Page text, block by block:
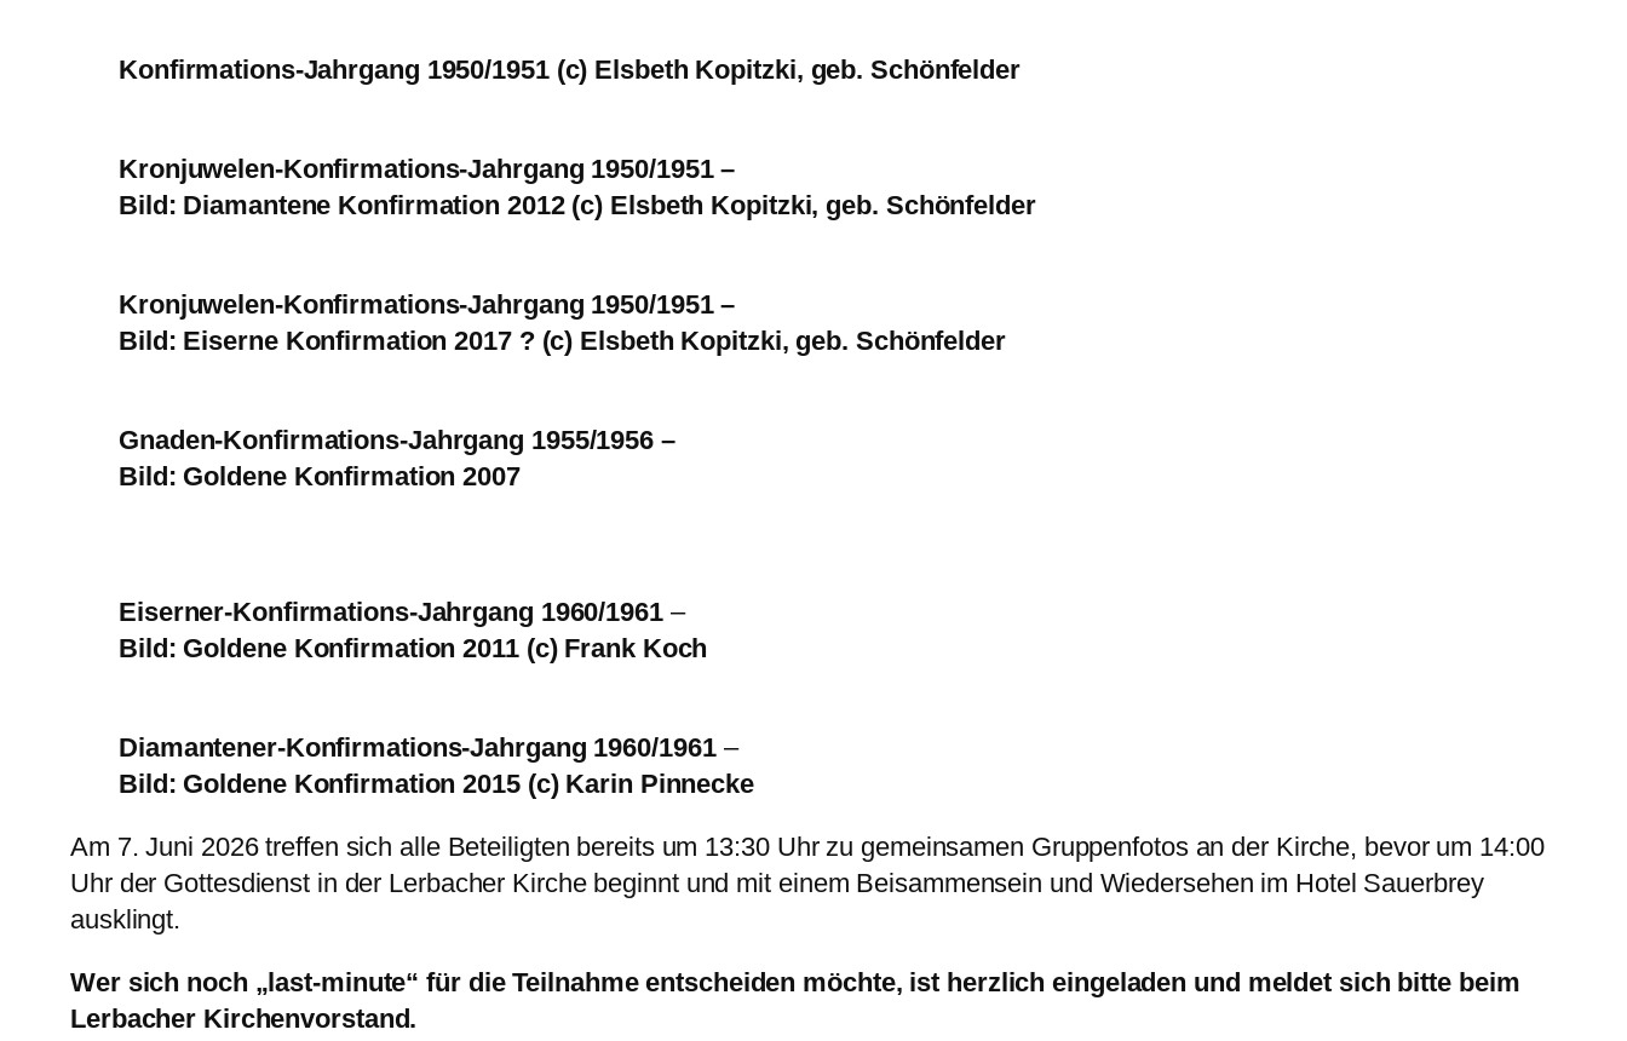
Konfirmations-Jahrgang 1950/1951 (c) Elsbeth Kopitzki, geb. Schönfelder
Kronjuwelen-Konfirmations-Jahrgang 1950/1951 –
Bild: Diamantene Konfirmation 2012 (c) Elsbeth Kopitzki, geb. Schönfelder
Kronjuwelen-Konfirmations-Jahrgang 1950/1951 –
Bild: Eiserne Konfirmation 2017 ? (c) Elsbeth Kopitzki, geb. Schönfelder
Gnaden-Konfirmations-Jahrgang 1955/1956 –
Bild: Goldene Konfirmation 2007
Eiserner-Konfirmations-Jahrgang 1960/1961 –
Bild: Goldene Konfirmation 2011 (c) Frank Koch
Diamantener-Konfirmations-Jahrgang 1960/1961 –
Bild: Goldene Konfirmation 2015 (c) Karin Pinnecke
Am 7. Juni 2026 treffen sich alle Beteiligten bereits um 13:30 Uhr zu gemeinsamen Gruppenfotos an der Kirche, bevor um 14:00
Uhr der Gottesdienst in der Lerbacher Kirche beginnt und mit einem Beisammensein und Wiedersehen im Hotel Sauerbrey
ausklingt.
Wer sich noch „last-minute“ für die Teilnahme entscheiden möchte, ist herzlich eingeladen und meldet sich bitte beim
Lerbacher Kirchenvorstand.